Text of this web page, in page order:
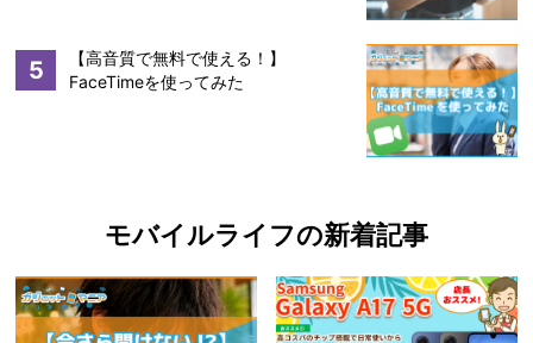
5
【高音質で無料で使える！】
FaceTimeを使ってみた
モバイルライフの新着記事